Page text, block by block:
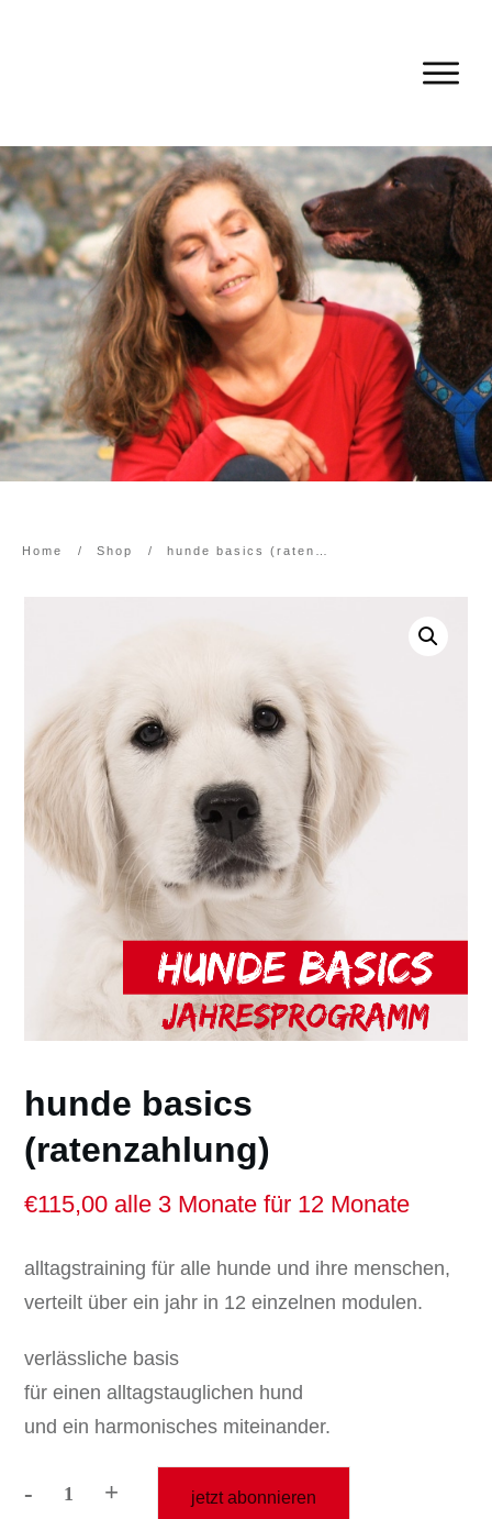
Home / Shop /
hunde basics
(ratenzahlung)
€115,00 alle 3 Monate für 12 Monate
alltagstraining für alle hunde und ihre menschen,
verteilt über ein jahr in 12 einzelnen modulen.
verlässliche basis
für einen alltagstauglichen hund
und ein harmonisches miteinander.
-hunde
+ jetzt abonnieren